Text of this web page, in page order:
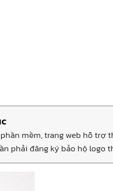
mềm, trang web hỗ trợ
phải đăng ký bảo hộ logo